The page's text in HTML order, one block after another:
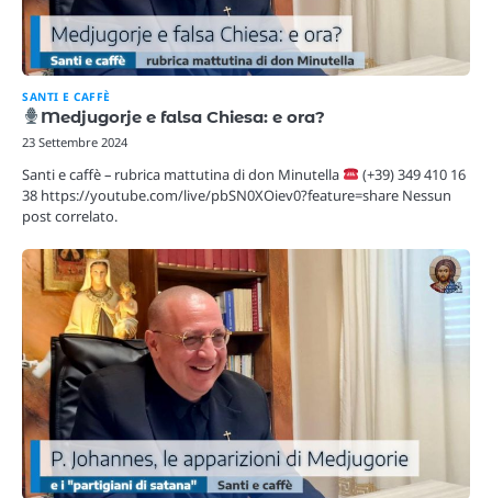
SANTI E CAFFÈ
Medjugorje e falsa Chiesa: e ora?
23 Settembre 2024
Santi e caffè – rubrica mattutina di don Minutella
(+39) 349 410 16
38 https://youtube.com/live/pbSN0XOiev0?feature=share Nessun
post correlato.